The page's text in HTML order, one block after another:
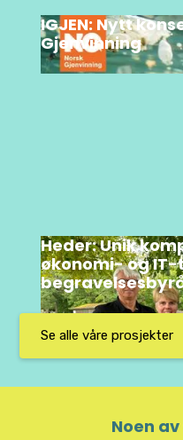
IGJEN: Nytt
Gjenvinning
Heder: Unik
økonomi- og
Se alle våre prosjekter
Noen